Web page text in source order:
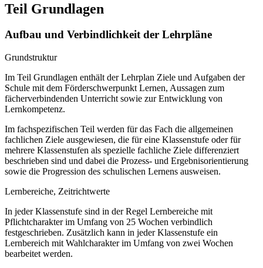
Teil Grundlagen
Aufbau und Verbindlichkeit der Lehrpläne
Grundstruktur
Im Teil Grundlagen enthält der Lehrplan Ziele und Aufgaben der
Schule mit dem Förderschwerpunkt Lernen, Aussagen zum
fächerverbindenden Unterricht sowie zur Entwicklung von
Lernkompetenz.
Im fachspezifischen Teil werden für das Fach die allgemeinen
fachlichen Ziele ausgewiesen, die für eine Klassenstufe oder für
mehrere Klassenstufen als spezielle fachliche Ziele differenziert
beschrieben sind und dabei die Prozess- und Ergebnisorientierung
sowie die Progression des schulischen Lernens ausweisen.
Lernbereiche, Zeitrichtwerte
In jeder Klassenstufe sind in der Regel Lernbereiche mit
Pflichtcharakter im Umfang von 25 Wochen verbindlich
festgeschrieben. Zusätzlich kann in jeder Klassenstufe ein
Lernbereich mit Wahlcharakter im Umfang von zwei Wochen
bearbeitet werden.